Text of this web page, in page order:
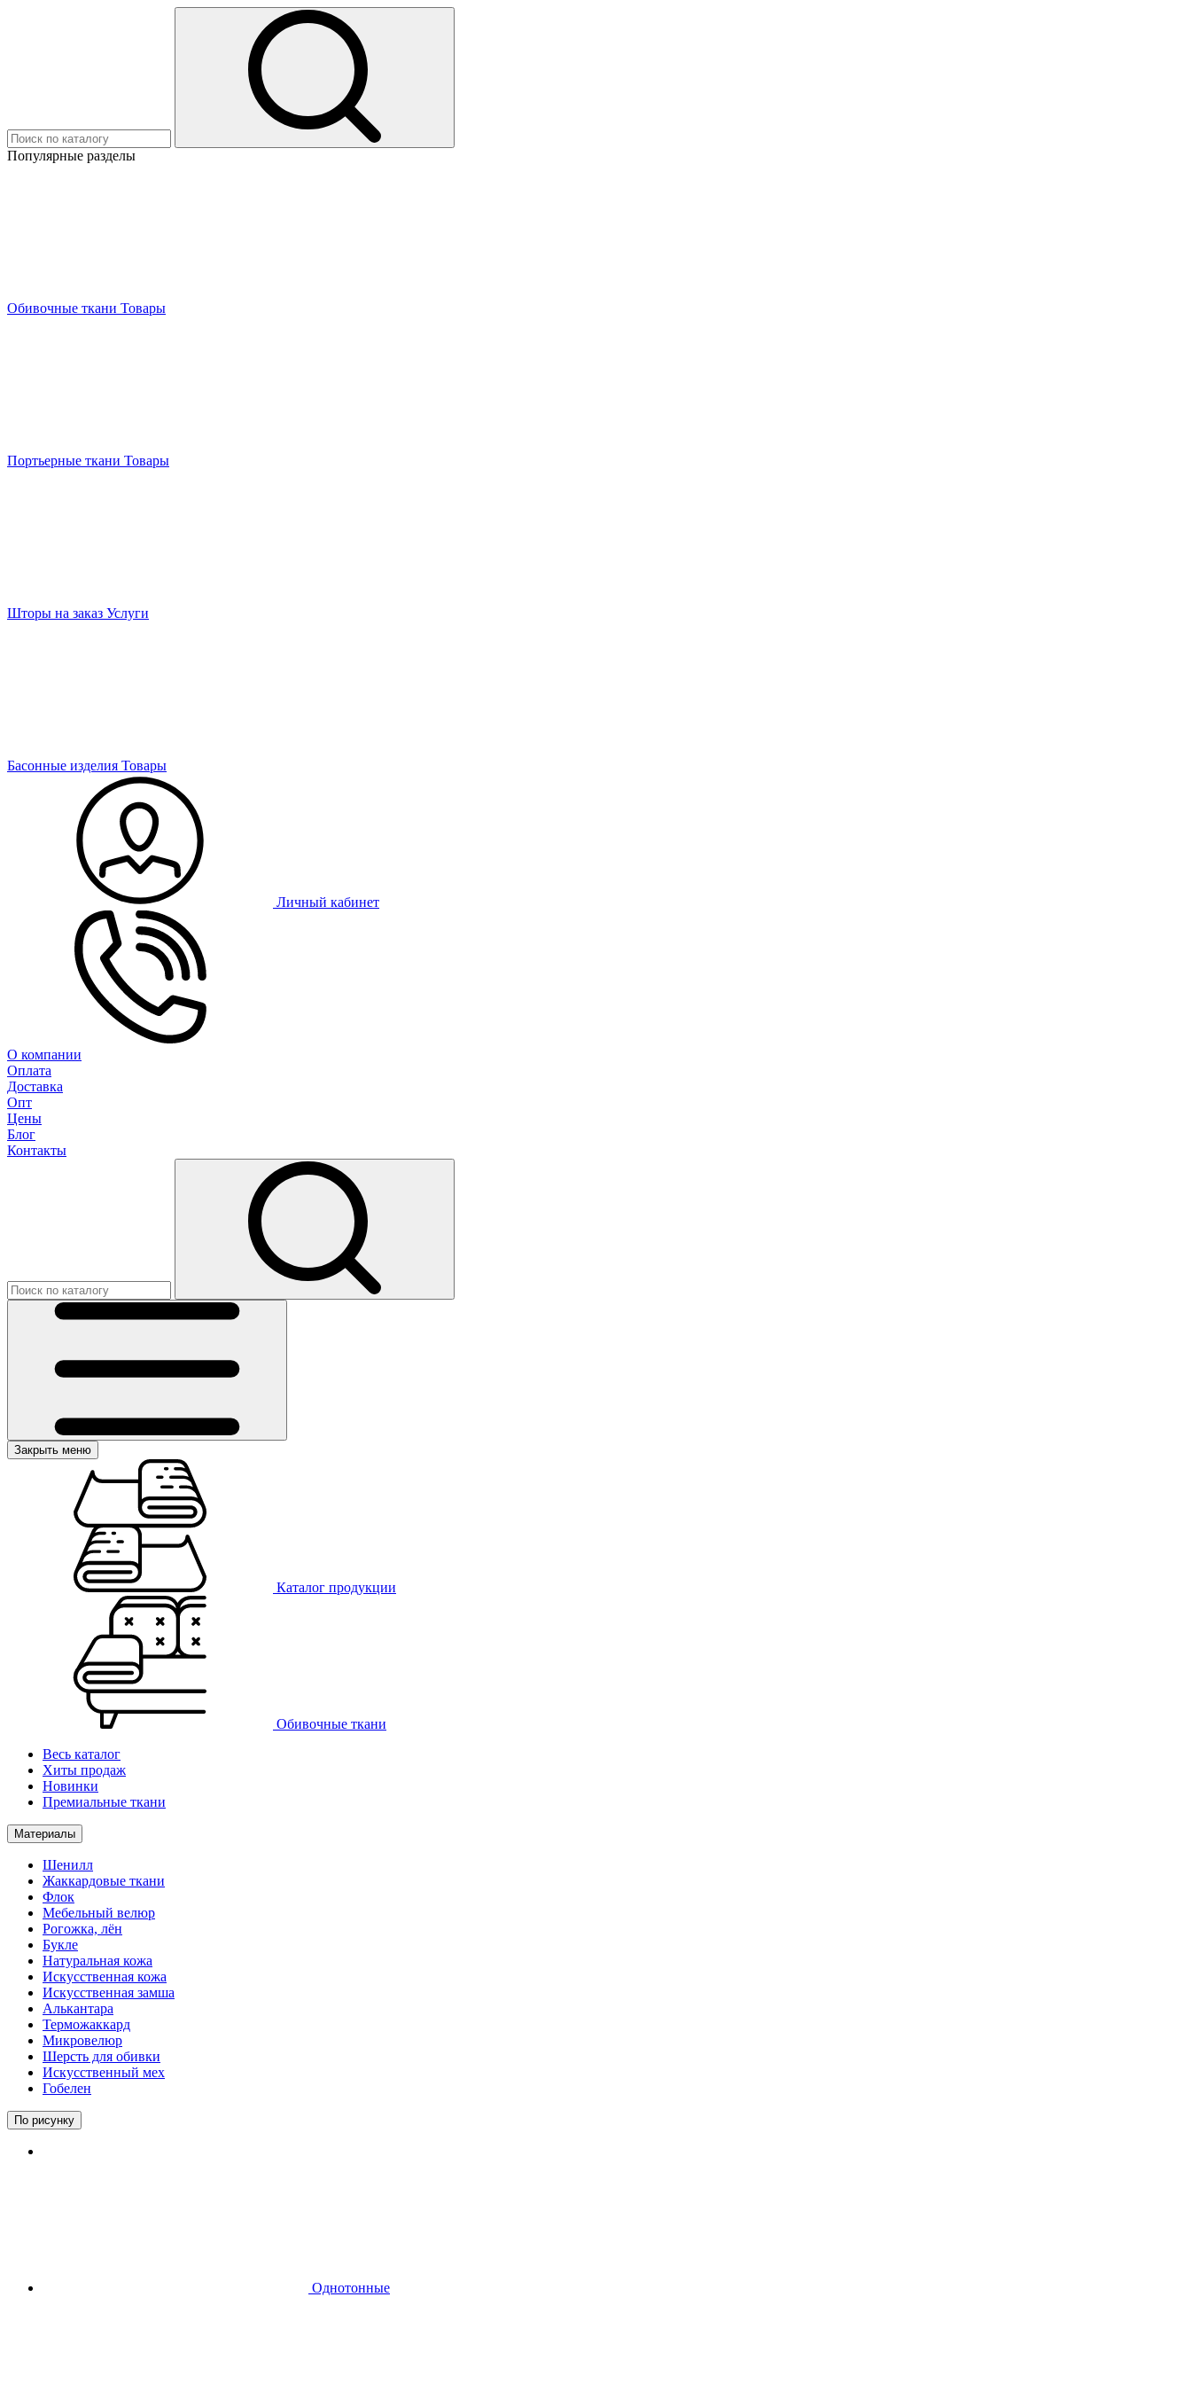
Популярные разделы
Обивочные ткани Товары
Портьерные ткани Товары
Шторы на заказ Услуги
Басонные изделия Товары
Личный кабинет
О компании
Оплата
Доставка
Опт
Цены
Блог
Контакты
Закрыть меню
Каталог продукции
Обивочные ткани
Весь каталог
Хиты продаж
Новинки
Премиальные ткани
Материалы
Шенилл
Жаккардовые ткани
Флок
Мебельный велюр
Рогожка, лён
Букле
Натуральная кожа
Искусственная кожа
Искусственная замша
Алькантара
Терможаккард
Микровелюр
Шерсть для обивки
Искусственный мех
Гобелен
По рисунку
Однотонные